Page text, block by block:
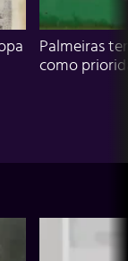
Palmeiras
como